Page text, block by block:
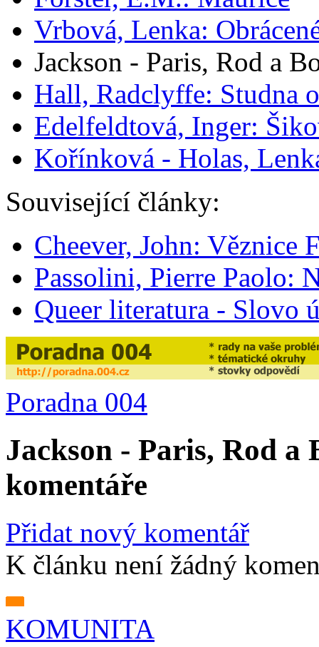
Vrbová, Lenka:
Jackson - Paris, Rod a
Hall, Radclyffe: Studna
Edelfeldtová, Inger:
Kořínková - Holas,
Související články:
Cheever, John: Věznice
Passolini, Pierre Paolo:
Queer literatura - Slovo
Poradna 004
Jackson - Paris, Rod
komentáře
Přidat nový komentář
K článku není žádný
KOMUNITA